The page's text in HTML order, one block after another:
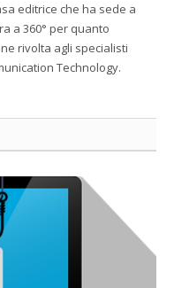
editrice che ha sede a
a 360° per quanto
rivolta agli specialisti
Technology.